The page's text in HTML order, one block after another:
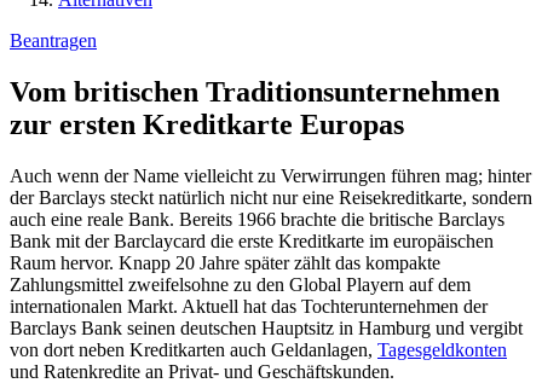
Beantragen
Vom britischen Traditionsunternehmen
zur ersten Kreditkarte Europas
Auch wenn der Name vielleicht zu Verwirrungen führen mag; hinter
der Barclays steckt natürlich nicht nur eine Reisekreditkarte, sondern
auch eine reale Bank. Bereits 1966 brachte die britische Barclays
Bank mit der Barclaycard die erste Kreditkarte im europäischen
Raum hervor. Knapp 20 Jahre später zählt das kompakte
Zahlungsmittel zweifelsohne zu den Global Playern auf dem
internationalen Markt. Aktuell hat das Tochterunternehmen der
Barclays Bank seinen deutschen Hauptsitz in Hamburg und vergibt
von dort neben Kreditkarten auch Geldanlagen, Tagesgeldkonten
und Ratenkredite an Privat- und Geschäftskunden.